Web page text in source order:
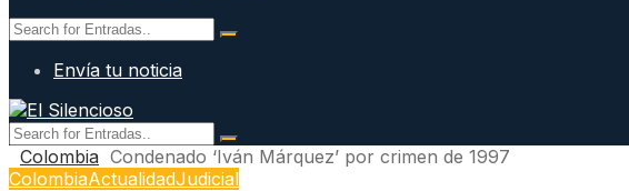
Envía tu noticia
Colombia Condenado ‘Iván Márquez’ por crimen de 1997
ColombiaActualidadJudicial